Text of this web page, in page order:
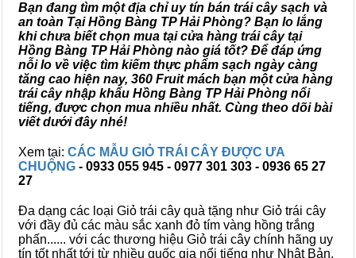
Bạn đang tìm một địa chỉ uy tín bán trái cây sạch và
an toàn Tại Hồng Bàng TP Hải Phòng? Bạn lo lắng
khi chưa biết chọn mua tại cửa hàng trái cây tại
Hồng Bàng TP Hải Phòng nào giá tốt? Để đáp ứng
nỗi lo về việc tìm kiếm thực phẩm sạch ngày càng
tăng cao hiện nay, 360 Fruit mách bạn một cửa hàng
trái cây nhập khẩu Hồng Bàng TP Hải Phòng nổi
tiếng, được chọn mua nhiều nhất. Cùng theo dõi bài
viết dưới đây nhé!
Xem tại: CÁC MẪU GIỎ TRÁI CÂY ĐƯỢC ƯA
CHUỘNG - 0933 055 945 - 0977 301 303 - 0936 65 27
27
Đa dạng các loại Giỏ trái cây quà tặng như Giỏ trái cây
với đầy đủ các màu sắc xanh đỏ tím vàng hồng trắng
phấn...... với các thương hiệu Giỏ trái cây chính hãng uy
tín tốt nhất tới từ nhiều quốc gia nổi tiếng như Nhật Bản,